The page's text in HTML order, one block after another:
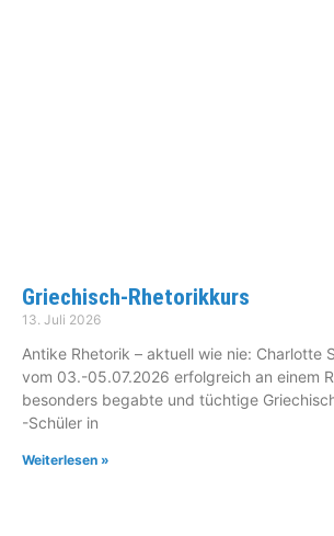
Griechisch-Rhetorikkurs
13. Juli 2026
Antike Rhetorik – aktuell wie nie: Charlotte
vom 03.-05.07.2026 erfolgreich an einem
besonders begabte und tüchtige
-Schüler in
Weiterlesen »